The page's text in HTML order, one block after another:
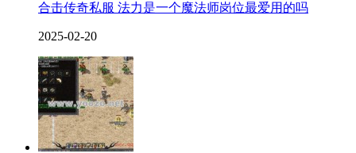
合击传奇私服 法力是一个魔法师岗位最爱用的吗
2025-02-20